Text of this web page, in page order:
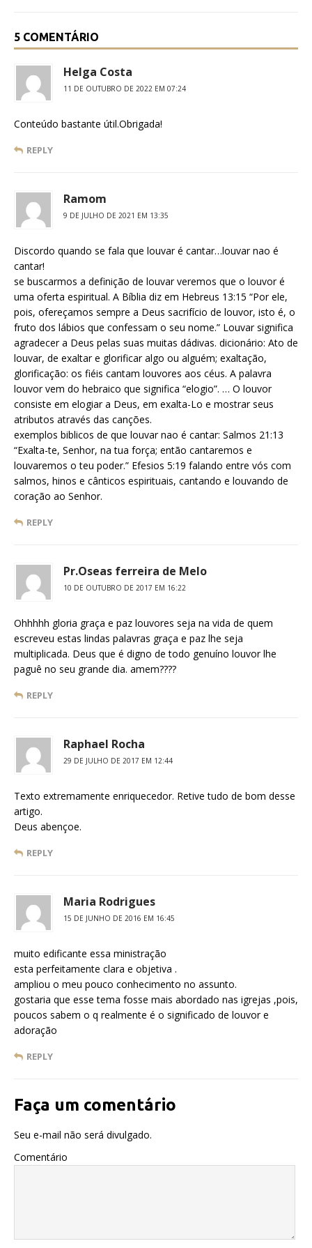
5 COMENTÁRIO
Helga Costa
11 DE OUTUBRO DE 2022 EM 07:24
Conteúdo bastante útil.Obrigada!
REPLY
Ramom
9 DE JULHO DE 2021 EM 13:35
Discordo quando se fala que louvar é cantar…louvar nao é
cantar!
se buscarmos a definição de louvar veremos que o louvor é
uma oferta espiritual. A Bíblia diz em Hebreus 13:15 “Por ele,
pois, ofereçamos sempre a Deus sacrifício de louvor, isto é, o
fruto dos lábios que confessam o seu nome.” Louvar significa
agradecer a Deus pelas suas muitas dádivas. dicionário: Ato de
louvar, de exaltar e glorificar algo ou alguém; exaltação,
glorificação: os fiéis cantam louvores aos céus. A palavra
louvor vem do hebraico que significa “elogio”. … O louvor
consiste em elogiar a Deus, em exalta-Lo e mostrar seus
atributos através das canções.
exemplos biblicos de que louvar nao é cantar: Salmos 21:13
“Exalta-te, Senhor, na tua força; então cantaremos e
louvaremos o teu poder.” Efesios 5:19 falando entre vós com
salmos, hinos e cânticos espirituais, cantando e louvando de
coração ao Senhor.
REPLY
Pr.Oseas ferreira de Melo
10 DE OUTUBRO DE 2017 EM 16:22
Ohhhhh gloria graça e paz louvores seja na vida de quem
escreveu estas lindas palavras graça e paz lhe seja
multiplicada. Deus que é digno de todo genuíno louvor lhe
paguê no seu grande dia. amem????
REPLY
Raphael Rocha
29 DE JULHO DE 2017 EM 12:44
Texto extremamente enriquecedor. Retive tudo de bom desse
artigo.
Deus abençoe.
REPLY
Maria Rodrigues
15 DE JUNHO DE 2016 EM 16:45
muito edificante essa ministração
esta perfeitamente clara e objetiva .
ampliou o meu pouco conhecimento no assunto.
gostaria que esse tema fosse mais abordado nas igrejas ,pois,
poucos sabem o q realmente é o significado de louvor e
adoração
REPLY
Faça um comentário
Seu e-mail não será divulgado.
Comentário